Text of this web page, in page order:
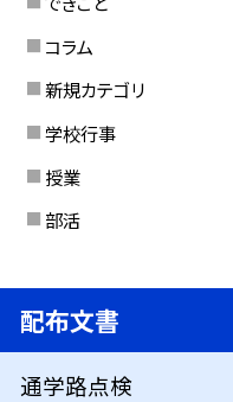
コラム
新規カテゴリ
学校行事
授業
部活
配布文書
通学路点検